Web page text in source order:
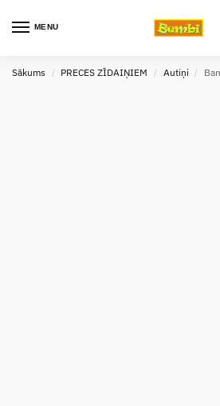
MENU
Sākums / PRECES ZĪDAIŅIEM / Autiņi /